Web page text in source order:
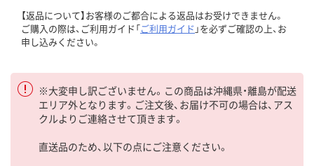
【返品について】お客様のご都合による返品はお受けできません。
ご購入の際は、ご利用ガイド「ご利用ガイド 」を必ずご確認の上、お
申し込みください。
※大変申し訳ございません。この商品は沖縄県・離島が配送
エリア外となります。ご注文後、お届け不可の場合は、アス
クルよりご連絡させて頂きます。
直送品のため、以下の点にご注意ください。